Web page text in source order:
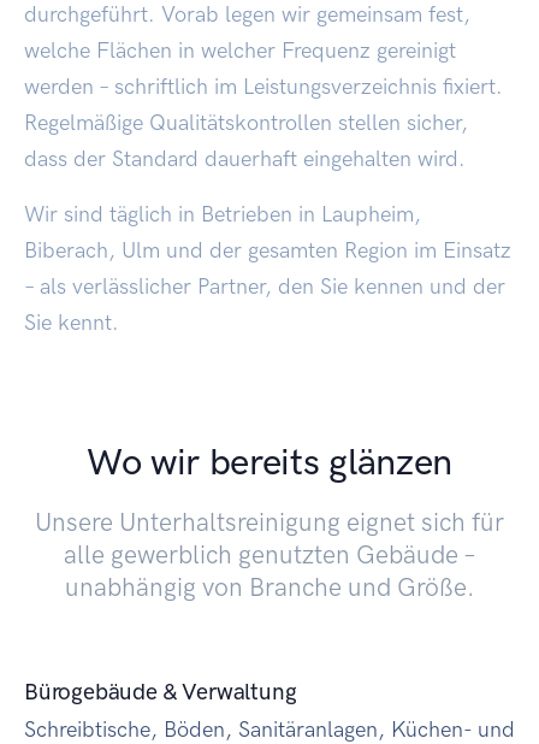
durchgeführt. Vorab legen wir gemeinsam fest,
welche Flächen in welcher Frequenz gereinigt
werden – schriftlich im Leistungsverzeichnis fixiert.
Regelmäßige Qualitätskontrollen stellen sicher,
dass der Standard dauerhaft eingehalten wird.
Wir sind täglich in Betrieben in Laupheim,
Biberach, Ulm und der gesamten Region im Einsatz
– als verlässlicher Partner, den Sie kennen und der
Sie kennt.
Wo wir bereits glänzen
Unsere Unterhaltsreinigung eignet sich für
alle gewerblich genutzten Gebäude –
unabhängig von Branche und Größe.
Bürogebäude & Verwaltung
Schreibtische, Böden, Sanitäranlagen, Küchen- und